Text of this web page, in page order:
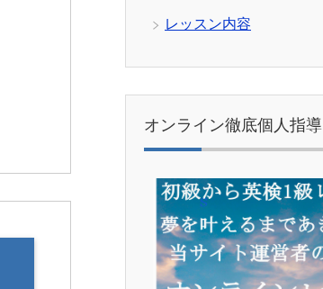
レッスン内容
オンライン徹底個人指導